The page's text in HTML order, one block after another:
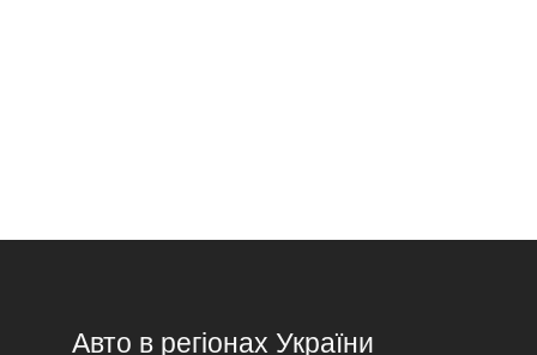
Авто в регіонах України